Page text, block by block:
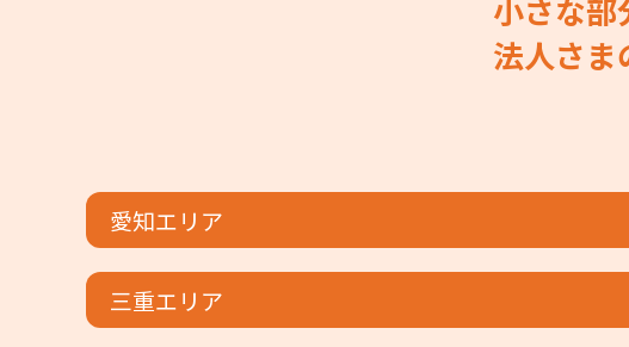
小さな部
法人さま
愛知エリア
三重エリア